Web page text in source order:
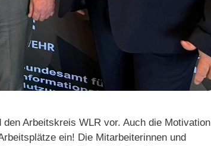
Arbeitskreis WLR vor. Auch die Motivation
ein! Die Mitarbeiterinnen und